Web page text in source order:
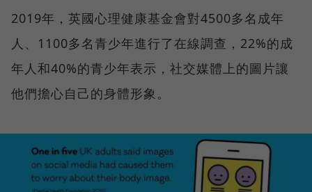
2019年，英國心理健康基金會對4500多名成年
人、1100多名青少年進行了在線調查，22%的成
年人和40%的青少年表示，社交媒體上的圖片讓
他們擔心自己的身體形象。